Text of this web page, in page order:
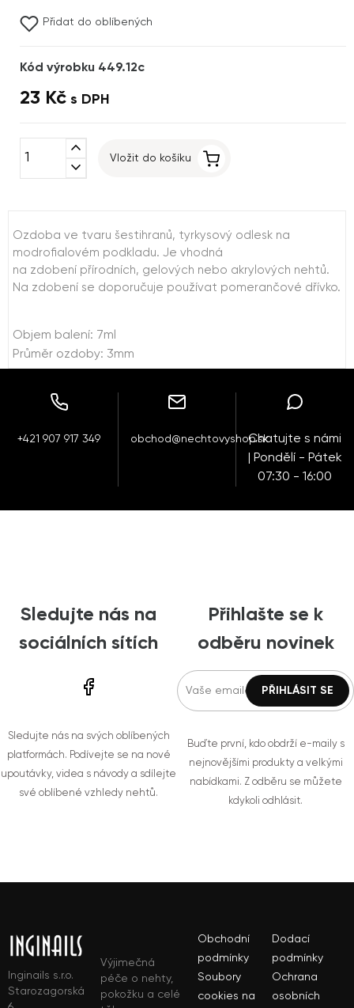
Přidat do oblíbených
Kód výrobku 449.12c
23 Kč s DPH
expand_less
expand_more
Vložit do košíku
Ozdoba ve tvaru šestihranů, tyrkysový odlesk na
modrofialovém podkladu. Je vhodná
na zdobení přírodních, gelových nebo akrylových nehtů.
Na zdobení se doporučuje používat pomerančové dřívko.
Objem balení: 7ml
Průměr ozdoby: 3mm
+421 907 917 349 obchod@nechtovyshop.skChatujte s námi
| Pondělí - Pátek
07:30 - 16:00
Sledujte nás na
sociálních sítích
Sledujte nás na svých oblíbených
platformách. Podívejte se na nové
upoutávky, videa s návody a sdílejte
své oblíbené vzhledy nehtů.
Přihlašte se k
odběru novinek
Buďte první, kdo obdrží e-maily s
nejnovějšími produkty a velkými
nabídkami. Z odběru se můžete
kdykoli odhlásit.
Inginails s.r.o.
Starozagorská
Výjimečná
péče o nehty,
pokožku a celé
Obchodní
podmínky
Dodací
podmínky
Soubory
cookies na
Ochrana
osobních